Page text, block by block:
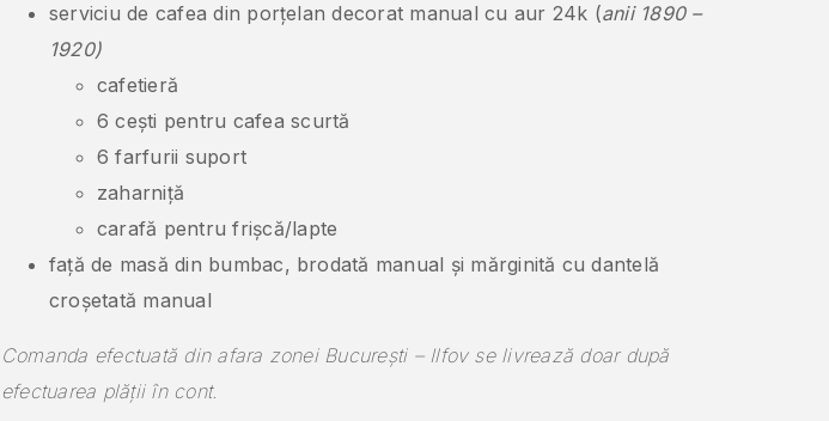
serviciu de cafea din porțelan decorat manual cu aur 24k (anii 1890 –
1920)
cafetieră
6 cești pentru cafea scurtă
6 farfurii suport
zaharniță
carafă pentru frișcă/lapte
față de masă din bumbac, brodată manual și mărginită cu dantelă
croșetată manual
Comanda efectuată din afara zonei București – Ilfov se livrează doar după
efectuarea plății în cont.